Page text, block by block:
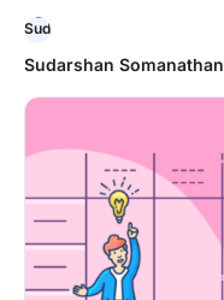
Sudarshan Somanathan